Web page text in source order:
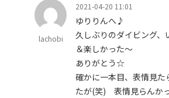
lachobi
2021-04-20 11:01
ゆりりんへ♪
久しぶりのダイビング、
＆楽しかった～
ありがとう☆
確かに一本目、表情見た
たが(笑) 表情見らんか